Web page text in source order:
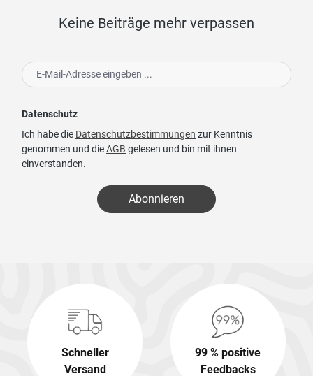
Keine Beiträge mehr verpassen
Datenschutz
Ich habe die Datenschutzbestimmungen zur Kenntnis
genommen und dieAGB gelesen und bin mit ihnen
einverstanden.
Abonnieren
Schneller
Versand
99 % positive
Feedbacks